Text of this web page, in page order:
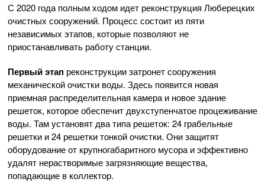
С 2020 года полным ходом идет реконструкция Люберецких
очистных сооружений. Процесс состоит из пяти
независимых этапов, которые позволяют не
приостанавливать работу станции.
Первый этап реконструкции затронет сооружения
механической очистки воды. Здесь появится новая
приемная распределительная камера и новое здание
решеток, которое обеспечит двухступенчатое процеживание
воды. Там установят два типа решеток: 24 грабельные
решетки и 24 решетки тонкой очистки. Они защитят
оборудование от крупногабаритного мусора и эффективно
удалят нерастворимые загрязняющие вещества,
попадающие в коллектор.